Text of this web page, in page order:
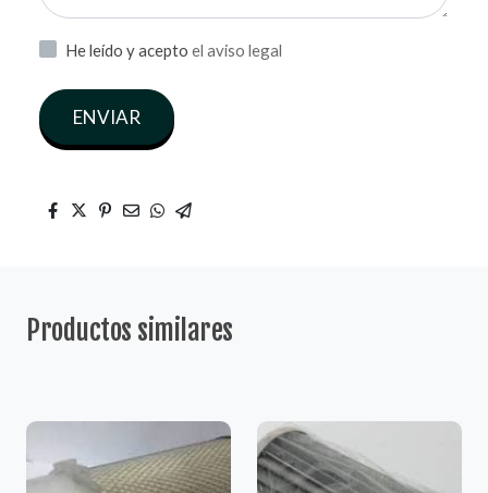
He leído y acepto el aviso legal
ENVIAR
Productos similares